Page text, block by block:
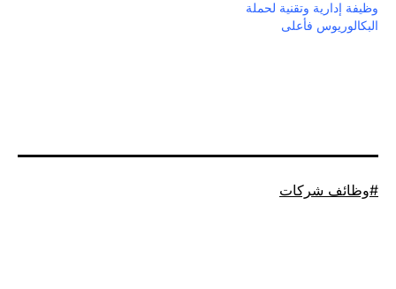
وظيفة إدارية وتقنية لحملة
البكالوريوس فأعلى
موسوم
وظائف شركات